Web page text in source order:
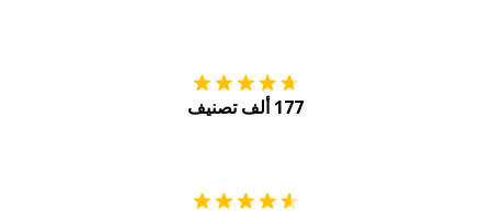
177 ألف تصنيف